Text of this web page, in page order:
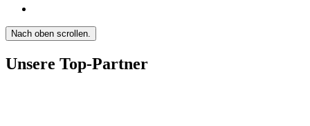
Nach oben scrollen.
Unsere Top-Partner